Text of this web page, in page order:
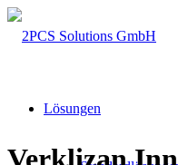
Lösungen